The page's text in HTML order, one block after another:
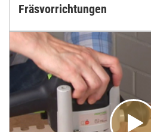
Fräsvorrichtungen